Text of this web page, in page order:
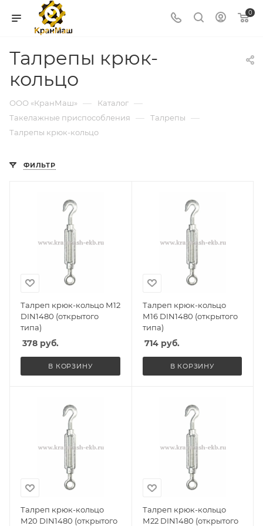
0
Талрепы крюк-
кольцо
ООО «КранМаш» — Каталог —
Такелажные приспособления — Талрепы —
Талрепы крюк-кольцо
ФИЛЬТР
Талреп крюк-кольцо М12
DIN1480 (открытого
типа)
378 руб.
В КОРЗИНУ
Талреп крюк-кольцо
М16 DIN1480 (открытого
типа)
714руб.
В КОРЗИНУ
Талреп крюк-кольцо
М20 DIN1480 (открытого
Талреп крюк-кольцо
М22 DIN1480 (открытого